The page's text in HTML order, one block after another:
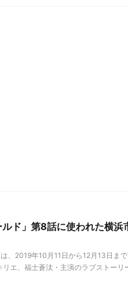
ルド」第8話に使われた横浜
、2019年10月11日から12月13日ま
エ、福士蒼汰・主演のラブストーリ